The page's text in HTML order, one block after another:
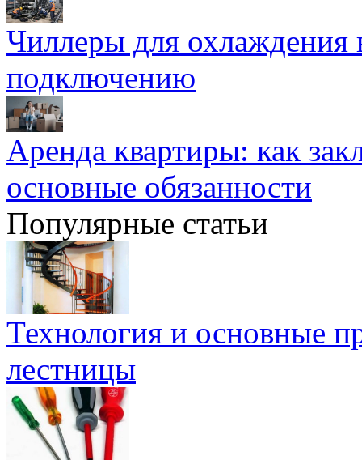
Чиллеры для охлаждения
подключению
Аренда квартиры: как
основные обязанности
Популярные статьи
Технология и основные
лестницы